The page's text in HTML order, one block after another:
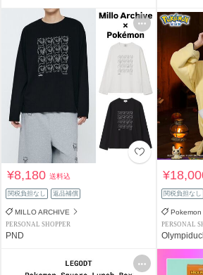
¥8,180送料込
関税負担なし 返品補償
MILLO ARCHIVE
PERSONAL SHOPPER
PND
関税負担なし
Pokemon
PERSONAL